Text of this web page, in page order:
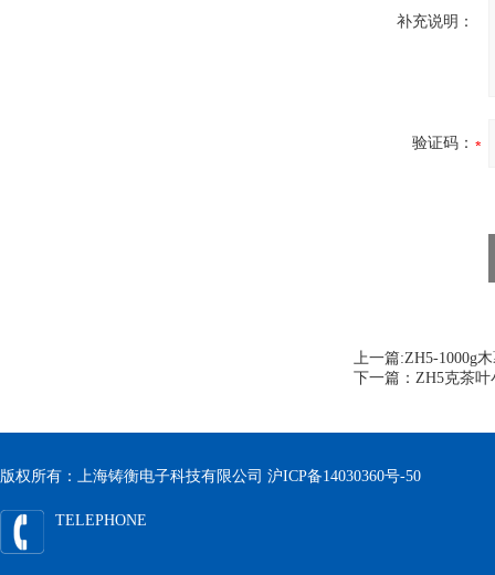
补充说明：
验证码：
上一篇:ZH5-1000g
下一篇： ZH5克茶
版权所有：上海铸衡电子科技有限公司 沪ICP备14030360号-50
TELEPHONE